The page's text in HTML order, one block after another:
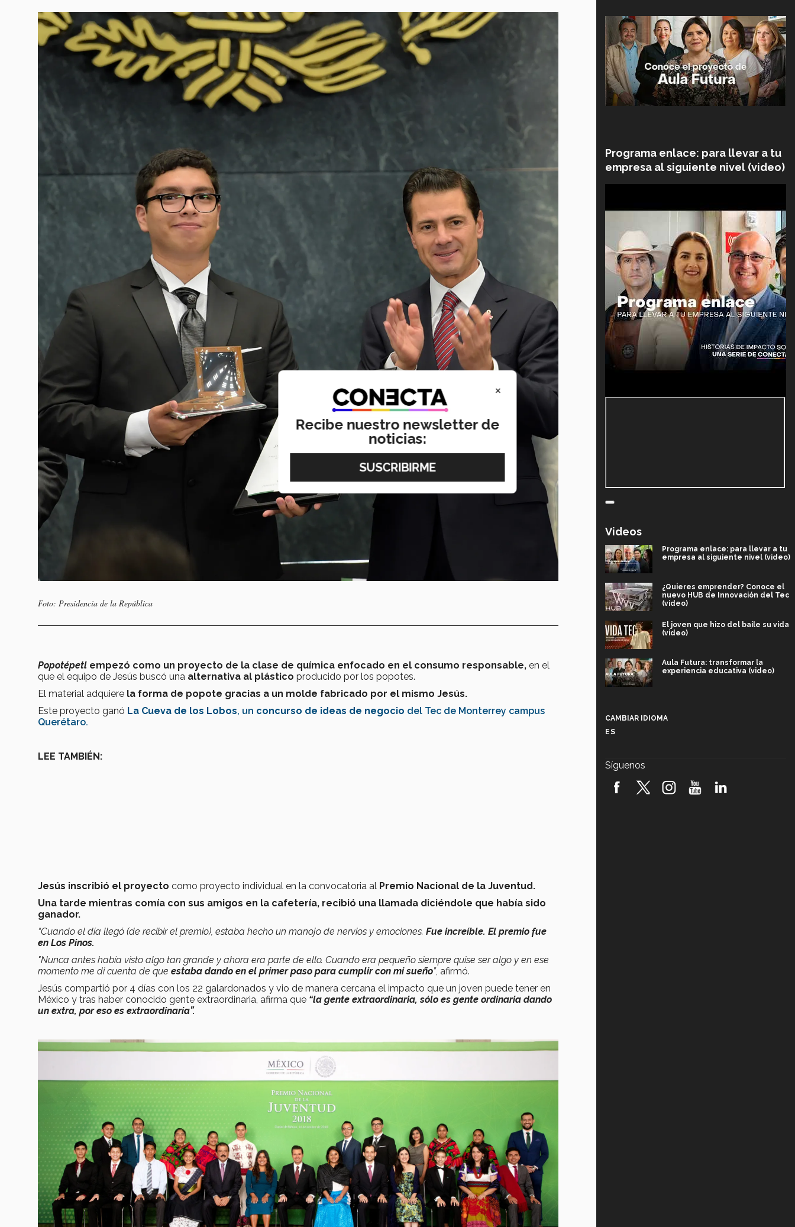
Foto: Presidencia de la República
Popotépetl empezó como un proyecto de la clase de química enfocado en el consumo responsable, en el
que el equipo de Jesús buscó una alternativa al plástico producido por los popotes.
El material adquiere la forma de popote gracias a un molde fabricado por el mismo Jesús.
Este proyecto ganó La Cueva de los Lobos, un concurso de ideas de negocio del Tec de Monterrey campus
Querétaro.
LEE TAMBIÉN:
Jesús inscribió el proyecto como proyecto individual en la convocatoria al Premio Nacional de la Juventud.
Una tarde mientras comía con sus amigos en la cafetería, recibió una llamada diciéndole que había sido
ganador.
“Cuando el día llegó (de recibir el premio), estaba hecho un manojo de nervios y emociones. Fue increíble. El premio fue
en Los Pinos.
"Nunca antes había visto algo tan grande y ahora era parte de ello. Cuando era pequeño siempre quise ser algo y en ese
momento me di cuenta de que estaba dando en el primer paso para cumplir con mi sueño”, afirmó.
Jesús compartió por 4 días con los 22 galardonados y vio de manera cercana el impacto que un joven puede tener en
México y tras haber conocido gente extraordinaria, afirma que “la gente extraordinaria, sólo es gente ordinaria dando
un extra, por eso es extraordinaria”.
Programa enlace: para llevar a tu
empresa al siguiente nivel (video)
Videos
Programa enlace: para llevar a tu
empresa al siguiente nivel (video)
¿Quieres emprender? Conoce el
nuevo HUB de Innovación del Tec
(video)
El joven que hizo del baile su vida
(video)
Aula Futura: transformar la
experiencia educativa (video)
robótica FIRST 2026! (video)
CAMBIAR IDIOMA
ES
Síguenos
×
Recibe nuestro newsletter de
noticias: